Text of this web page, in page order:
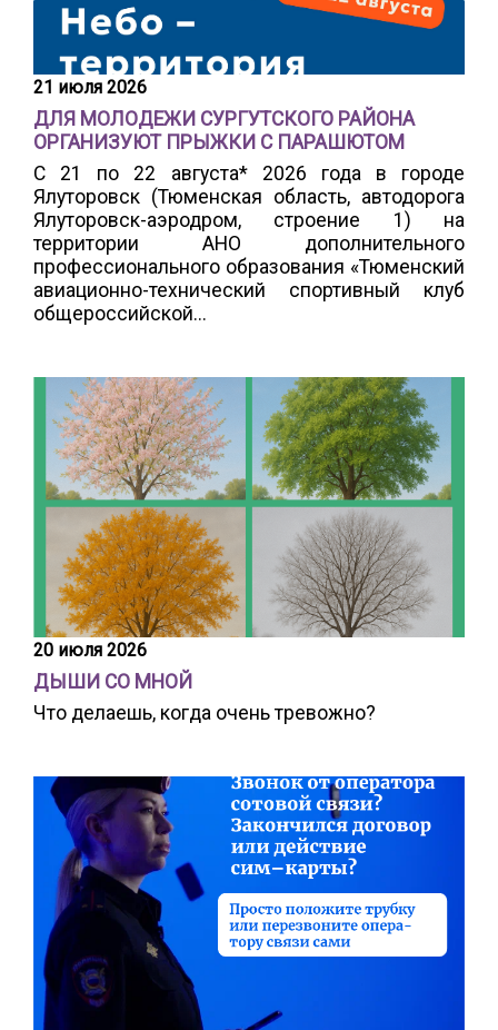
21 июля 2026
ДЛЯ МОЛОДЕЖИ СУРГУТСКОГО РАЙОНА
ОРГАНИЗУЮТ ПРЫЖКИ С ПАРАШЮТОМ
С 21 по 22 августа* 2026 года в городе
Ялуторовск (Тюменская область, автодорога
Ялуторовск-аэродром, строение 1) на
территории АНО дополнительного
профессионального образования «Тюменский
авиационно-технический спортивный клуб
общероссийской...
20 июля 2026
ДЫШИ СО МНОЙ
Что делаешь, когда очень тревожно?